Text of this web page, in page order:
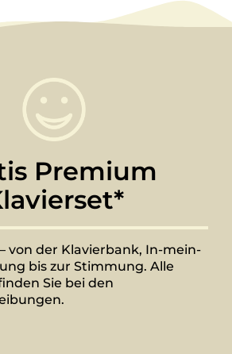
Premium
von der Klavierbank, In-mein-
bis zur Stimmung. Alle
Sie bei den